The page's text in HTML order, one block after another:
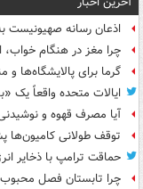
اذعان رسانه صهیونیست
چرا مغز در هنگام خواب،
گرما برای پالایشگاه‌ها و
ایالات متحده واقعاً یک
آیا مصرف قهوه و
توقف طولانی
حماقت ترامپ با ذخایر
چرا تابستان فصل